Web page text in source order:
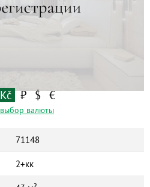
Kč ₽ $ €
выбор валюты
71148
2+кк